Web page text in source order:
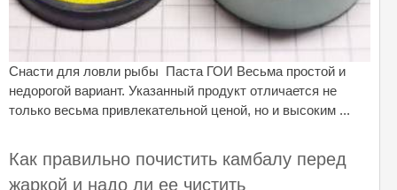
Снасти для ловли рыбы Паста ГОИ Весьма простой и
недорогой вариант. Указанный продукт отличается не
только весьма привлекательной ценой, но и высоким ...
Как правильно почистить камбалу перед
жаркой и надо ли ее чистить